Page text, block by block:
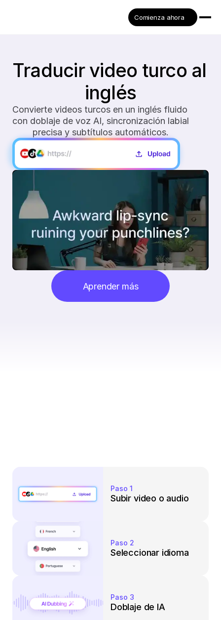
Comienza ahora
Traducir video turco al
inglés
Convierte videos turcos en un inglés fluido
con doblaje de voz AI, sincronización labial
precisa y subtítulos automáticos.
Aprender más
Paso 1
Subir video o audio
Paso 2
Seleccionar idioma
Paso 3
Doblaje de IA